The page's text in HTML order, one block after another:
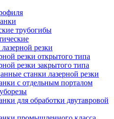
трубогибы
резки
резки открытого типа
резки закрытого типа
станки лазерной резки
с отдельным порталом
для обработки двутавровой